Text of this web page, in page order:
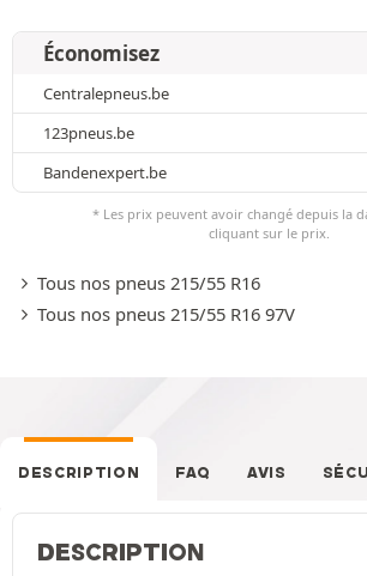
Économisez
Centralepneus.be
123pneus.be
Bandenexpert.be
* Les prix peuvent avoir changé depuis la
cliquant sur le prix.
Tous nos pneus 215/55 R16
Tous nos pneus 215/55 R16 97V
DESCRIPTION FAQ AVIS
DESCRIPTION